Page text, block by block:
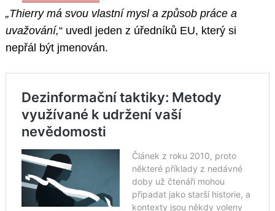
„Thierry má svou vlastní mysl a způsob práce a
uvažování,“ uvedl jeden z úředníků EU, který si
nepřál být jmenován.